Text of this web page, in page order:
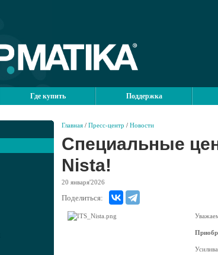
Где купить Поддержка
Главная / Пресс-центр / Новости
Специальные
Nista!
20 января'2026
Поделиться: